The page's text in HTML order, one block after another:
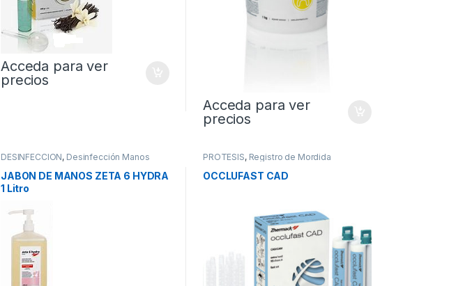
Acceda para ver
precios
Acceda para ver
precios
DESINFECCION, Desinfección Manos
JABON DE MANOS ZETA 6 HYDRA
1 Litro
PROTESIS, Registro de Mordida
OCCLUFAST CAD